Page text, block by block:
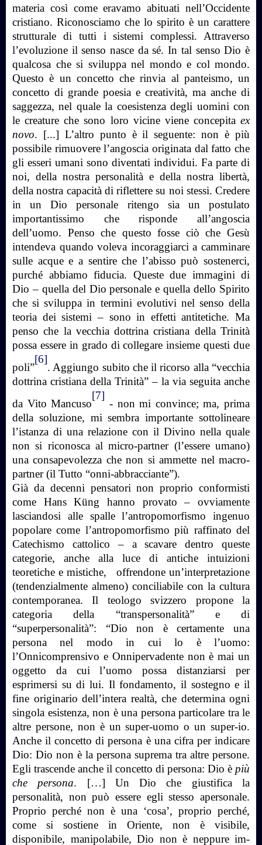
materia così come eravamo abituati nell’Occidente
cristiano. Riconosciamo che lo spirito è un carattere
strutturale di tutti i sistemi complessi. Attraverso
l’evoluzione il senso nasce da sé. In tal senso Dio è
qualcosa che si sviluppa nel mondo e col mondo.
Questo è un concetto che rinvia al panteismo, un
concetto di grande poesia e creatività, ma anche di
saggezza, nel quale la coesistenza degli uomini con
le creature che sono loro vicine viene concepita ex
novo. [...] L’altro punto è il seguente: non è più
possibile rimuovere l’angoscia originata dal fatto che
gli esseri umani sono diventati individui. Fa parte di
noi, della nostra personalità e della nostra libertà,
della nostra capacità di riflettere su noi stessi. Credere
in un Dio personale ritengo sia un postulato
importantissimo che risponde all’angoscia
dell’uomo. Penso che questo fosse ciò che Gesù
intendeva quando voleva incoraggiarci a camminare
sulle acque e a sentire che l’abisso può sostenerci,
purché abbiamo fiducia. Queste due immagini di
Dio – quella del Dio personale e quella dello Spirito
che si sviluppa in termini evolutivi nel senso della
teoria dei sistemi – sono in effetti antitetiche. Ma
penso che la vecchia dottrina cristiana della Trinità
possa essere in grado di collegare insieme questi due
poli”
[6]
. Aggiungo subito che il ricorso alla “vecchia
dottrina cristiana della Trinità” – la via seguita anche
da Vito Mancuso
[7]
- non mi convince; ma, prima
della soluzione, mi sembra importante sottolineare
l’istanza di una relazione con il Divino nella quale
non si riconosca al micro-partner (l’essere umano)
una consapevolezza che non si ammette nel macro-
partner (il Tutto “onni-abbracciante”).
Già da decenni pensatori non proprio conformisti
come Hans Küng hanno provato – ovviamente
lasciandosi alle spalle l’antropomorfismo ingenuo
popolare come l’antropomorfismo più raffinato del
Catechismo cattolico – a scavare dentro queste
categorie, anche alla luce di antiche intuizioni
teoretiche e mistiche, offrendone un’interpretazione
(tendenzialmente almeno) conciliabile con la cultura
contemporanea. Il teologo svizzero propone la
categoria della “transpersonalità” e di
“superpersonalità”: “Dio non è certamente una
persona nel modo in cui lo è l’uomo:
l’Onnicomprensivo e Onnipervadente non è mai un
oggetto da cui l’uomo possa distanziarsi per
esprimersi su di lui. Il fondamento, il sostegno e il
fine originario dell’intera realtà, che determina ogni
singola esistenza, non è una persona particolare tra le
altre persone, non è un super-uomo o un super-io.
Anche il concetto di persona è una cifra per indicare
Dio: Dio non è la persona suprema tra altre persone.
Egli trascende anche il concetto di persona: Dio è più
che persona. […] Un Dio che giustifica la
personalità, non può essere egli stesso apersonale.
Proprio perché non è una ‘cosa’, proprio perché,
come si sostiene in Oriente, non è visibile,
disponibile, manipolabile, Dio non è neppure im-